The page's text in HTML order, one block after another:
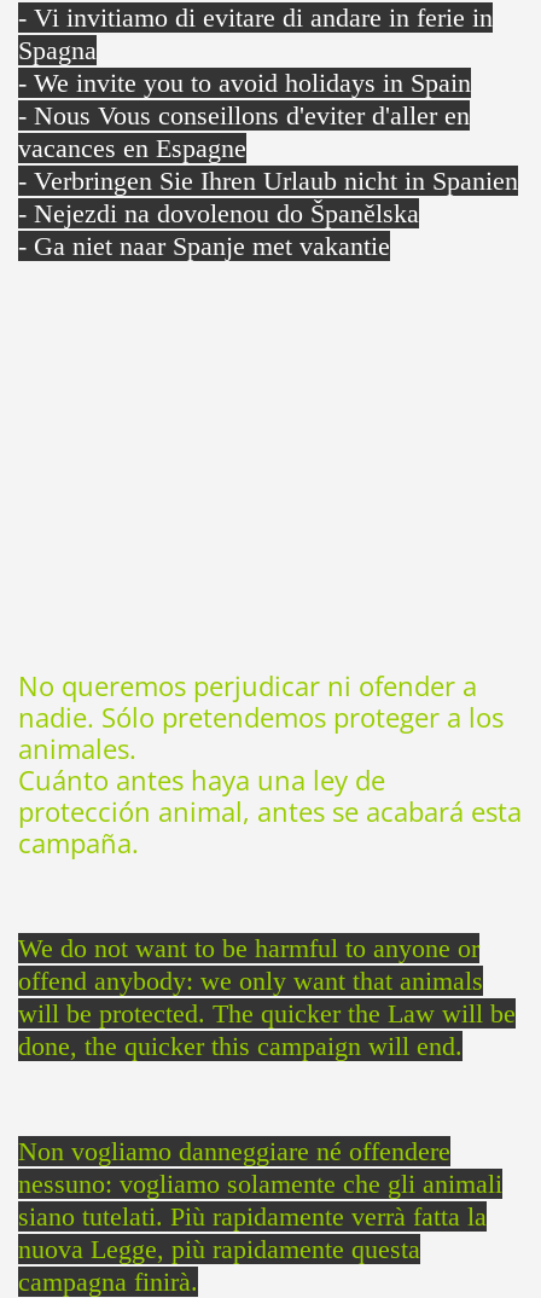
- Vi invitiamo di evitare di andare in ferie in
Spagna
- We invite you to avoid holidays in Spain
- Nous Vous conseillons d'eviter d'aller en
vacances en Espagne
- Verbringen Sie Ihren Urlaub nicht in Spanien
- Nejezdi na dovolenou do Španělska
- Ga niet naar Spanje met vakantie
No queremos perjudicar ni ofender a
nadie. Sólo pretendemos proteger a los
animales.
Cuánto antes haya una ley de
protección animal, antes se acabará esta
campaña.
We do not want to be harmful to anyone or
offend anybody: we only want that animals
will be protected. The quicker the Law will be
done, the quicker this campaign will end.
Non vogliamo danneggiare né offendere
nessuno: vogliamo solamente che gli animali
siano tutelati. Più rapidamente verrà fatta la
nuova Legge, più rapidamente questa
campagna finirà.